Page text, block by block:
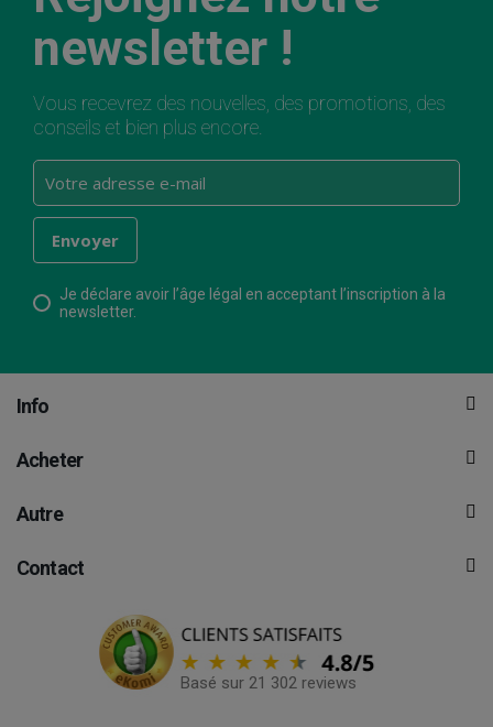
newsletter !
Vous recevrez des nouvelles, des promotions, des
conseils et bien plus encore.
Je déclare avoir l’âge légal en acceptant l’inscription à la
newsletter.
Info
Acheter
Autre
Contact
Basé sur 21 302 reviews